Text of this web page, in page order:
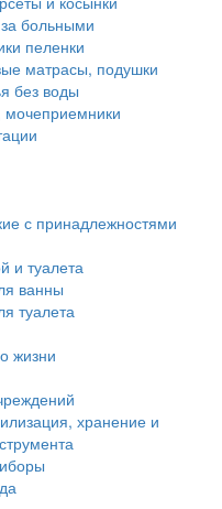
больными
пеленки
матрасы, подушки
без воды
с принадлежностями
и туалета
ванны
туалета
жизни
хранение и